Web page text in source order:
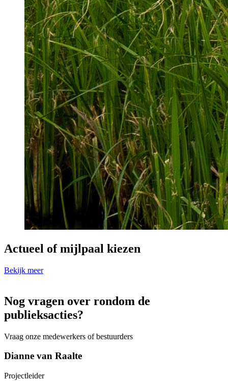
Actueel of mijlpaal kiezen
Bekijk meer
Nog vragen over rondom de
publieksacties?
Vraag onze medewerkers of bestuurders
Dianne van Raalte
Projectleider